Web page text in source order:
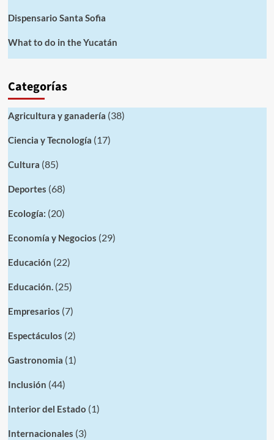
Dispensario Santa Sofia
What to do in the Yucatán
Categorías
Agricultura y ganadería (38)
Ciencia y Tecnología (17)
Cultura (85)
Deportes (68)
Ecología: (20)
Economía y Negocios (29)
Educación (22)
Educación.(25)
Empresarios (7)
Espectáculos (2)
Gastronomia (1)
Inclusión (44)
Interior del Estado (1)
Internacionales (3)